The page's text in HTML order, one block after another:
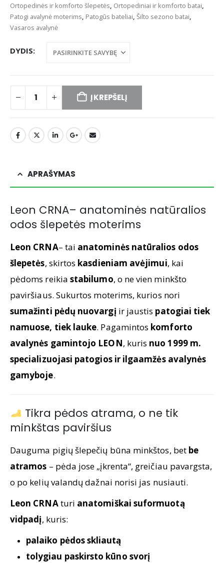
Ortopedinės ir komforto šlepetės, Ortopediniai ir komforto batai,
Patogi avalynė moterims, Patogūs bateliai, Šilto sezono batai,
Vasaros avalynė
DYDIS
Į KREPŠELĮ
APRAŠYMAS
Leon CRNA– anatominės natūralios
odos šlepetės moterims
Leon CRNA– tai anatominės natūralios odos
šlepetės, skirtos kasdieniam avėjimui, kai
pėdoms reikia stabilumo, o ne vien minkšto
paviršiaus. Sukurtos moterims, kurios nori
sumažinti pėdų nuovargį ir jaustis patogiai tiek
namuose, tiek lauke. Pagamintos komforto
avalynės gamintojo LEON, kuris nuo 1999 m.
specializuojasi patogios ir ilgaamžės avalynės
gamyboje.
Tikra pėdos atrama, o ne tik
minkštas paviršius
Dauguma pigių šlepečių būna minkštos, bet be
atramos – pėda jose „įkrenta“, greičiau pavargsta,
o po kelių valandų dažnai norisi jas nusiauti.
Leon CRNAturi anatomiškai suformuotą
vidpadį, kuris:
palaiko pėdos skliautą
tolygiau paskirsto kūno svorį